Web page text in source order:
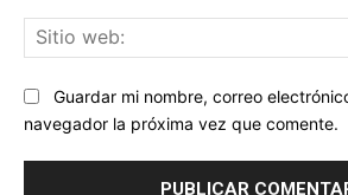
Guardar mi nombre, correo
navegador la próxima vez que comente.